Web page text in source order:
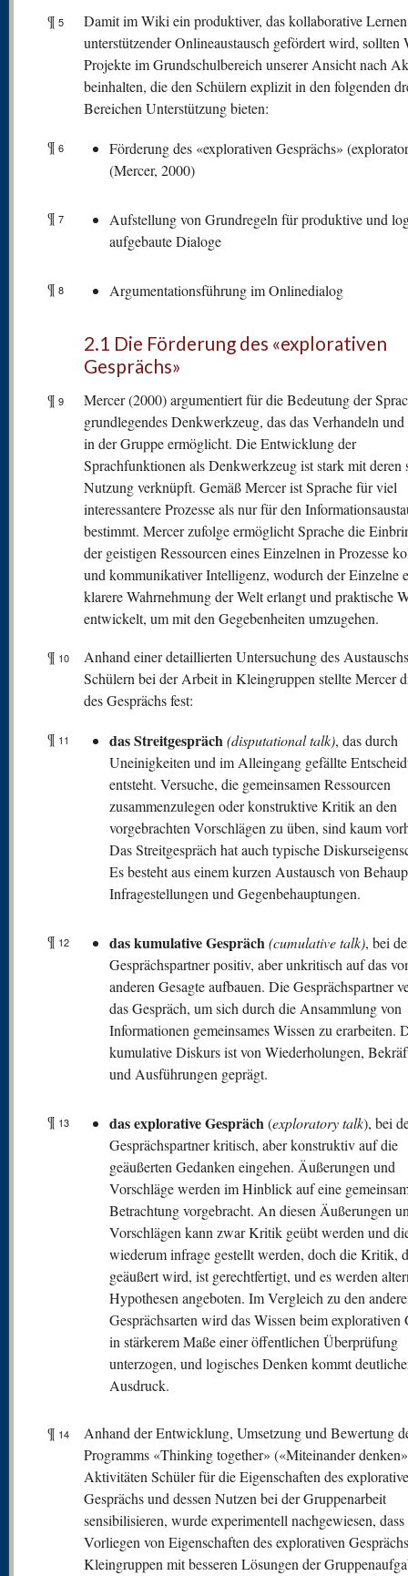
¶ 5
Damit im Wiki ein produktiver, das kollaborative Lernen
unterstützender Onlineaustausch gefördert wird, sollten
Projekte im Grundschulbereich unserer Ansicht nach
beinhalten, die den Schülern explizit in den folgenden
Bereichen Unterstützung bieten:
¶ 6
Förderung des «explorativen Gesprächs»
(Mercer, 2000)
¶ 7
Aufstellung von Grundregeln für produktive und
aufgebaute Dialoge
¶ 8 Argumentationsführung im Onlinedialog
2.1 Die Förderung des «explorativen
Gesprächs»
¶ 9
Mercer (2000) argumentiert für die Bedeutung der
grundlegendes Denkwerkzeug, das das Verhandeln
in der Gruppe ermöglicht. Die Entwicklung der
Sprachfunktionen als Denkwerkzeug ist stark mit deren
Nutzung verknüpft. Gemäß Mercer ist Sprache für viel
interessantere Prozesse als nur für den
bestimmt. Mercer zufolge ermöglicht Sprache die
der geistigen Ressourcen eines Einzelnen in Prozesse
und kommunikativer Intelligenz, wodurch der Einzelne
klarere Wahrnehmung der Welt erlangt und praktische
entwickelt, um mit den Gegebenheiten umzugehen.
¶ 10
Anhand einer detaillierten Untersuchung des
Schülern bei der Arbeit in Kleingruppen stellte Mercer
des Gesprächs fest:
¶ 11 das Streitgespräch (disputational talk), das durch
Uneinigkeiten und im Alleingang gefällte
entsteht. Versuche, die gemeinsamen Ressourcen
zusammenzulegen oder konstruktive Kritik an den
vorgebrachten Vorschlägen zu üben, sind kaum
Das Streitgespräch hat auch typische
Es besteht aus einem kurzen Austausch von
Infragestellungen und Gegenbehauptungen.
¶ 12 das kumulative Gespräch (cumulative talk), bei
Gesprächspartner positiv, aber unkritisch auf das
anderen Gesagte aufbauen. Die Gesprächspartner
das Gespräch, um sich durch die Ansammlung von
Informationen gemeinsames Wissen zu erarbeiten.
kumulative Diskurs ist von Wiederholungen,
und Ausführungen geprägt.
¶ 13 das explorative Gespräch (exploratory talk), bei
Gesprächspartner kritisch, aber konstruktiv auf die
geäußerten Gedanken eingehen. Äußerungen und
Vorschläge werden im Hinblick auf eine
Betrachtung vorgebracht. An diesen Äußerungen
Vorschlägen kann zwar Kritik geübt werden und
wiederum infrage gestellt werden, doch die Kritik,
geäußert wird, ist gerechtfertigt, und es werden
Hypothesen angeboten. Im Vergleich zu den
Gesprächsarten wird das Wissen beim explorativen
in stärkerem Maße einer öffentlichen Überprüfung
unterzogen, und logisches Denken kommt
Ausdruck.
¶ 14
Anhand der Entwicklung, Umsetzung und Bewertung
Programms «Thinking together» («Miteinander
Aktivitäten Schüler für die Eigenschaften des
Gesprächs und dessen Nutzen bei der Gruppenarbeit
sensibilisieren, wurde experimentell nachgewiesen, dass
Vorliegen von Eigenschaften des explorativen
Kleingruppen mit besseren Lösungen der